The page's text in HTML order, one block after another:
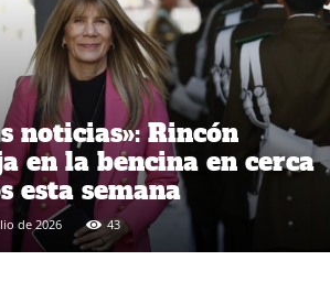
noticias»: Rincón
en la bencina en cerca
esta semana
de 2026 43